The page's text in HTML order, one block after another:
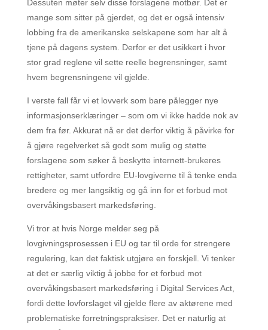
Dessuten møter selv disse forslagene motbør. Det er
mange som sitter på gjerdet, og det er også intensiv
lobbing fra de amerikanske selskapene som har alt å
tjene på dagens system. Derfor er det usikkert i hvor
stor grad reglene vil sette reelle begrensninger, samt
hvem begrensningene vil gjelde.
I verste fall får vi et lovverk som bare pålegger nye
informasjonserklæringer – som om vi ikke hadde nok av
dem fra før. Akkurat nå er det derfor viktig å påvirke for
å gjøre regelverket så godt som mulig og støtte
forslagene som søker å beskytte internett-brukeres
rettigheter, samt utfordre EU-lovgiverne til å tenke enda
bredere og mer langsiktig og gå inn for et forbud mot
overvåkingsbasert markedsføring.
Vi tror at hvis Norge melder seg på
lovgivningsprosessen i EU og tar til orde for strengere
regulering, kan det faktisk utgjøre en forskjell. Vi tenker
at det er særlig viktig å jobbe for et forbud mot
overvåkingsbasert markedsføring i Digital Services Act,
fordi dette lovforslaget vil gjelde flere av aktørene med
problematiske forretningspraksiser. Det er naturlig at